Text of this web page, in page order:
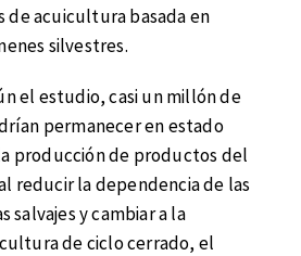
de acuicultura basada en
silvestres.
el estudio, casi un millón de
permanecer en estado
producción de productos del
reducir la dependencia de las
salvajes y cambiar a la
de ciclo cerrado, el